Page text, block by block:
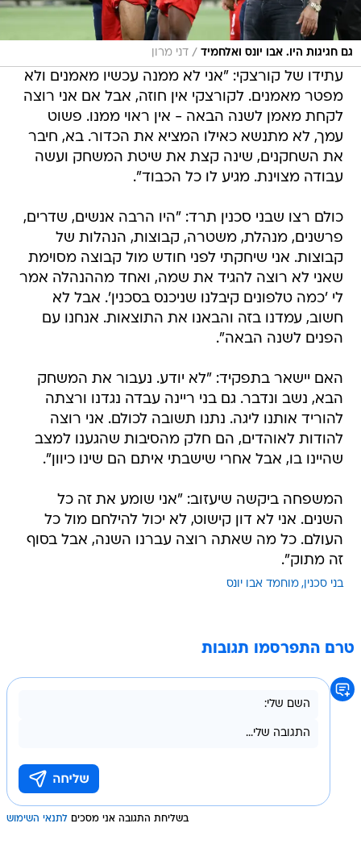
גם חגיגות היו. אבו יונס ואלחמיד / דני מרון
עתידו של קורצקי: "אני לא ממנה עכשיו מאמנים ולא
מפטר מאמנים. לקורצקי אין חוזה, אבל אם אני רוצה
לקחת מאמן לשנה הבאה - אין ראוי ממנו. פשוט
עמך, לא מתנשא כאילו המציא את הכדור. בא, חיבר
את השחקנים, שינה קצת את שיטת המשחק ועשה
עבודה מצוינת. מגיע לו כל הכבוד".
כולם רצו שבני סכנין תרד: "היו הרבה אנשים, שדרים,
פרשנים, מנהלת, משטרה, קבוצות, הנהלות של
קבוצות. אני שיחקתי לפני חודש מול קבוצה מסוימת
שאני לא רוצה להגיד את שמה, ואחד מההנהלה אמר
לי 'כמה טלפונים קיבלנו שניכנס בסכנין'. אבל לא
חשוב, עמדנו בזה והבאנו את התוצאות. אנחנו עם
הפנים לשנה הבאה".
האם יישאר בתפקיד: "לא יודע. נעבור את המשחק
הבא, נשב ונדבר. גם בני ריינה עבדה נגדנו ורצתה
להוריד אותנו ליגה. נתנו תשובה לכולם. אני רוצה
להודות לאוהדים, הם חלק מהסיבות שהגענו למצב
שהיינו בו, אבל אחרי שישבתי איתם הם שינו כיוון".
המשפחה ביקשה שיעזוב: "אני שומע את זה כל
השנים. אני לא דון קישוט, לא יכול להילחם מול כל
העולם. כל מה שאתה רוצה עברנו השנה, אבל בסוף
זה מתוק".
בני סכנין מוחמד אבו יונס
טרם התפרסמו תגובות
בשליחת התגובה אני מסכים לתנאי השימוש